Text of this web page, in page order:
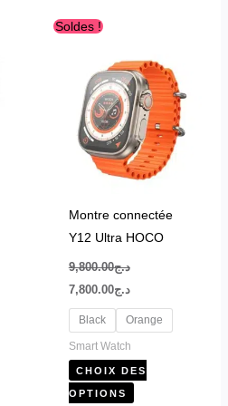
Soldes !
Montre connectée
Y12 Ultra HOCO
د.ج9,800.00
Le
prix
د.ج9,800.00.
د.ج7,800.00
est :
Black Orange
Smart Watch
CHOIX DES
OPTIONS
a
plusieurs
variations.
Les
options
peuvent
choisies
du